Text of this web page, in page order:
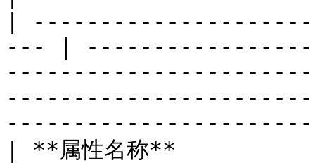
|
--- |
| **属性名称**